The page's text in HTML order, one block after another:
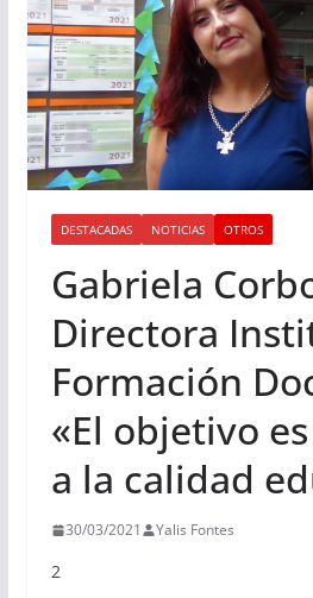
DESTACADAS NOTICIAS OTROS
Gabriela
Directora
Formación
«El objetivo
a la calidad
30/03/2021 Yalis Fontes
2